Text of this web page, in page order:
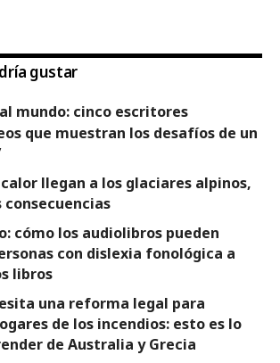
gustar
mundo: cinco escritores
que muestran los desafíos de un
llegan a los glaciares alpinos,
consecuencias
cómo los audiolibros pueden
con dislexia fonológica a
libros
una reforma legal para
de los incendios: esto es lo
de Australia y Grecia